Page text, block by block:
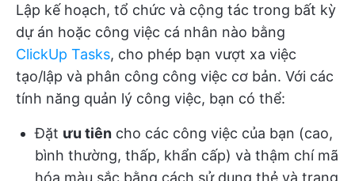
Lập kế hoạch, tổ chức và cộng tác trong bất kỳ
dự án hoặc công việc cá nhân nào bằng
ClickUp Tasks, cho phép bạn vượt xa việc
tạo/lập và phân công công việc cơ bản. Với các
tính năng quản lý công việc, bạn có thể:
Đặt ưu tiên cho các công việc của bạn (cao,
bình thường, thấp, khẩn cấp) và thậm chí mã
hóa màu sắc bằng cách sử dụng thẻ và trạng